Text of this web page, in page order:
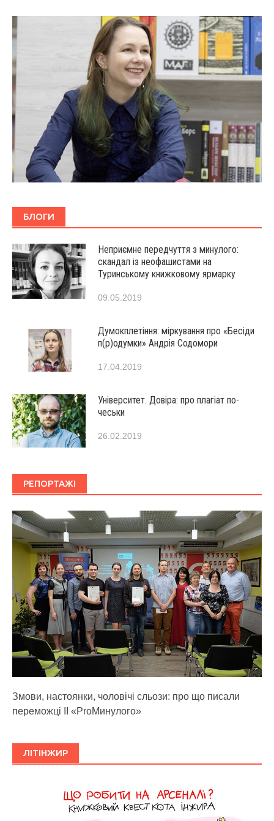
БЛОГИ
Неприємне передчуття з минулого:
скандал із неофашистами на
Туринському книжковому ярмарку
09.05.2019
Думокплетіння: міркування про «Бесіди
п(р)одумки» Андрія Содомори
17.04.2019
Університет. Довіра: про плагіат по-
чеськи
26.02.2019
РЕПОРТАЖІ
Змови, настоянки, чоловічі сльози: про що писали
переможці ІІ «ProМинулого»
ЛІТІНЖИР